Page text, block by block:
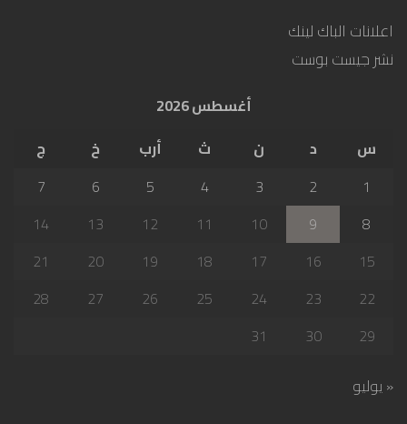
اعلانات الباك لينك
نشر جيست بوست
أغسطس 2026
س
د ن ث أرب خ
ج
1
2
3
4
5
6
7
8
9
10
11
12
13
14
15
16
17
18
19
20
21
22
23
24
25
26
27
28
29
30
31
« يوليو